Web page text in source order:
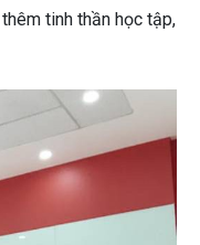
tinh thần học tập,